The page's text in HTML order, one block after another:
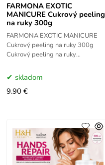
FARMONA EXOTIC
MANICURE Cukrový peeling
na ruky 300g
FARMONA EXOTIC MANICURE
Cukrový peeling na ruky 300g
Cukrový peeling na ruky
určený pre suchú, dehydratovanú
pokožku rúk, vyžadujúcu
skladom
9.90 €